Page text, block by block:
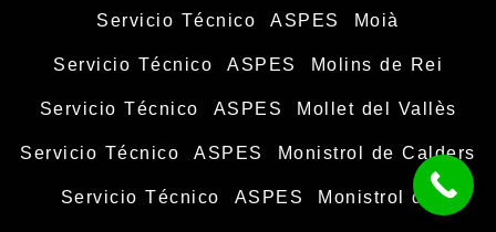
Servicio Técnico ASPES Moià
Servicio Técnico ASPES Molins de Rei
Servicio Técnico ASPES Mollet del Vallès
Servicio Técnico ASPES Monistrol de Calders
Servicio Técnico ASPES Monistrol de